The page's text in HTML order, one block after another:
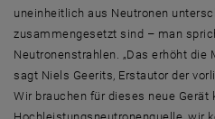
uneinheitlich aus Neutronen
zusammengesetzt sind – man
Neutronenstrahlen. „Das erhöht die
sagt Niels Geerits, Erstautor der
Wir brauchen für dieses neue Gerät